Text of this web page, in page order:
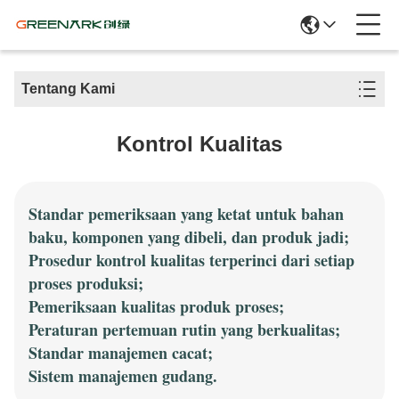
Tentang Kami
Kontrol Kualitas
Standar pemeriksaan yang ketat untuk bahan
baku, komponen yang dibeli, dan produk jadi;
Prosedur kontrol kualitas terperinci dari setiap
proses produksi;
Pemeriksaan kualitas produk proses;
Peraturan pertemuan rutin yang berkualitas;
Standar manajemen cacat;
Sistem manajemen gudang.